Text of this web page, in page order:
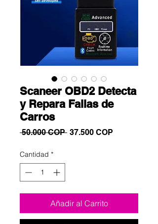
Scaneer OBD2 Detecta
y Repara Fallas de
Carros
50.000 COP Precio
37.500 COP
Cantidad *
Añadir al Carrito